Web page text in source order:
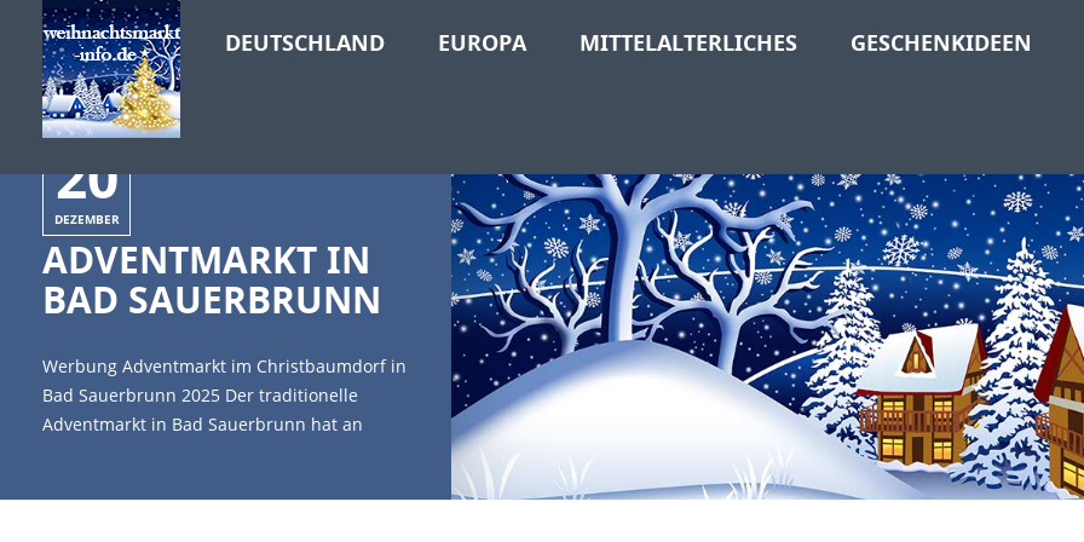
DEUTSCHLAND EUROPA MITTELALTERLICHES GESCHENKIDEEN
20
DEZEMBER
ADVENTMARKT IN
BAD SAUERBRUNN
Werbung Adventmarkt im Christbaumdorf in
Bad Sauerbrunn 2025 Der traditionelle
Adventmarkt in Bad Sauerbrunn hat an